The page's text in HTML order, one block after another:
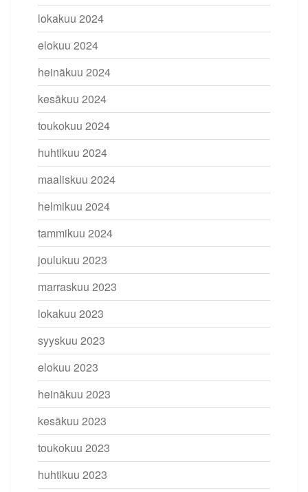
lokakuu 2024
elokuu 2024
heinäkuu 2024
kesäkuu 2024
toukokuu 2024
huhtikuu 2024
maaliskuu 2024
helmikuu 2024
tammikuu 2024
joulukuu 2023
marraskuu 2023
lokakuu 2023
syyskuu 2023
elokuu 2023
heinäkuu 2023
kesäkuu 2023
toukokuu 2023
huhtikuu 2023